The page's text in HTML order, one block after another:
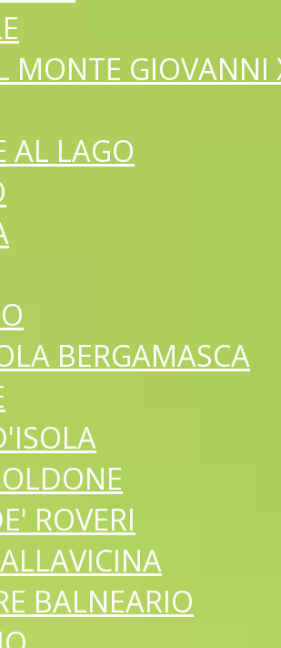
MONTE GIOVANNI
AL LAGO
BERGAMASCA
ROVERI
BALNEARIO